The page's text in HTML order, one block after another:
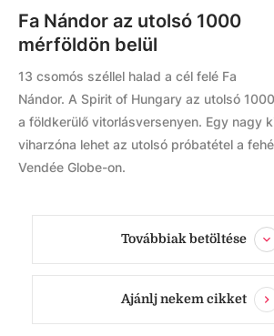
Fa Nándor az utolsó 1000
mérföldön belül
13 csomós széllel halad a cél felé Fa
Nándor. A Spirit of Hungary az utolsó
a földkerülő vitorlásversenyen. Egy nagy
viharzóna lehet az utolsó próbatétel a
Vendée Globe-on.
Továbbiak betöltése
Ajánlj nekem cikket